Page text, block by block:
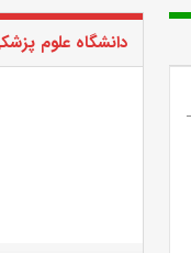
دانشگاه علوم